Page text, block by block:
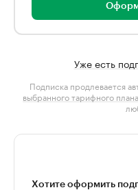
Уже есть
Подписка продлевается
выбранного тарифного плана
Хотите оформить